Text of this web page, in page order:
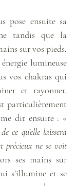
pose ensuite sa
tandis que la
sur vos pieds.
lumineuse
vos chakras qui
et rayonner.
particulièrement
ce qu’elle laissera
précieux ne se voit
ses mains sur
s’illumine et se